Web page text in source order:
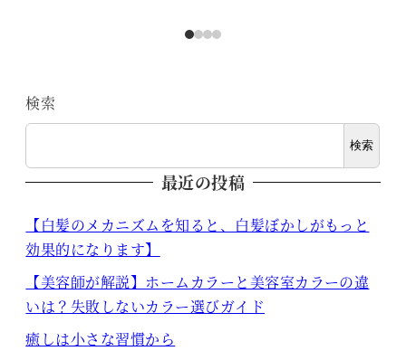
検索
検索
最近の投稿
【白髪のメカニズムを知ると、白髪ぼかしがもっと
効果的になります】
【美容師が解説】ホームカラーと美容室カラーの違
いは？失敗しないカラー選びガイド
癒しは小さな習慣から